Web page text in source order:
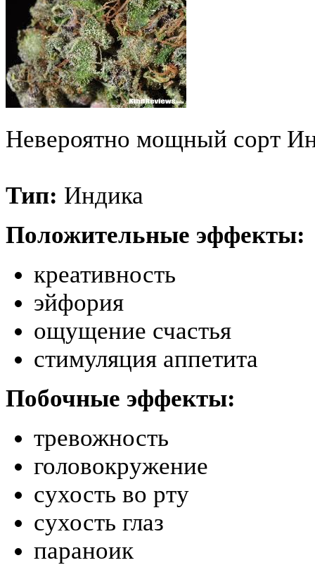
Невероятно мощный сорт
Тип: Индика
Положительные эффекты:
креативность
эйфория
ощущение счастья
стимуляция аппетита
Побочные эффекты:
тревожность
головокружение
сухость во рту
сухость глаз
параноик